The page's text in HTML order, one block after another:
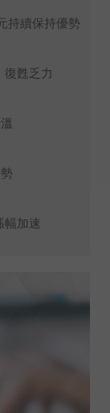
持續保持優勢
復甦乏力
幅加速